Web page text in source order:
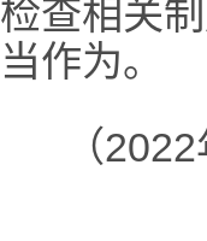
检查相关
当作为。
（